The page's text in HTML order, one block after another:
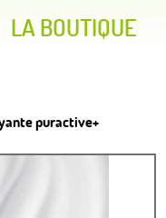
LA BOUTIQUE
puractive+